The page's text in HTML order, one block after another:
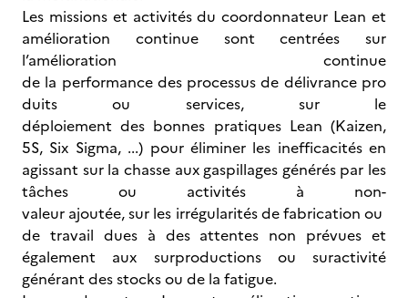
Les missions et activités du coordonnateur Lean et
amélioration continue sont centrées sur
l’amélioration continue
de la performance des processus de délivrance pro
duits ou services, sur le
déploiement des bonnes pratiques Lean (Kaizen,
5S, Six Sigma, ...) pour éliminer les inefficacités en
agissant sur la chasse aux gaspillages générés par les
tâches ou activités à non-
valeur ajoutée, sur les irrégularités de fabrication ou
de travail dues à des attentes non prévues et
également aux surproductions ou suractivité
générant des stocks ou de la fatigue.